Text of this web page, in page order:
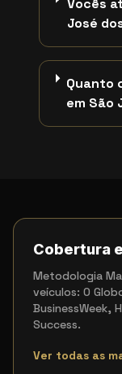
Vocês
José
Quanto
em São
Cobertura
Metodologia
veículos: O
BusinessWeek,
Success.
Ver todas as